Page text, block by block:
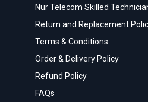
Nur Telecom Skilled
Return and Replacement
Terms & Conditions
Order & Delivery Policy
Refund Policy
FAQs